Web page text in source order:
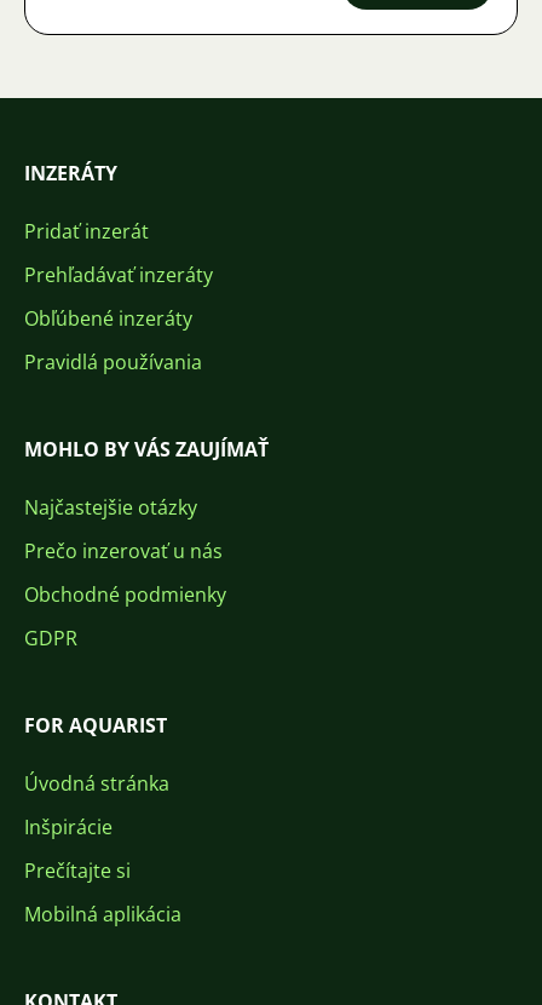
INZERÁTY
Pridať inzerát
Prehľadávať inzeráty
Obľúbené inzeráty
Pravidlá používania
MOHLO BY VÁS ZAUJÍMAŤ
Najčastejšie otázky
Prečo inzerovať u nás
Obchodné podmienky
GDPR
FOR AQUARIST
Úvodná stránka
Inšpirácie
Prečítajte si
Mobilná aplikácia